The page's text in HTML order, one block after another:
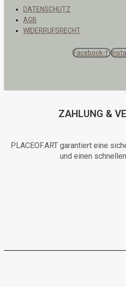
DATENSCHUTZ
AGB
WIDERRUFSRECHT
Facebook-f
ZAHLUNG &
PLACEOF.ART garantiert eine
und einen